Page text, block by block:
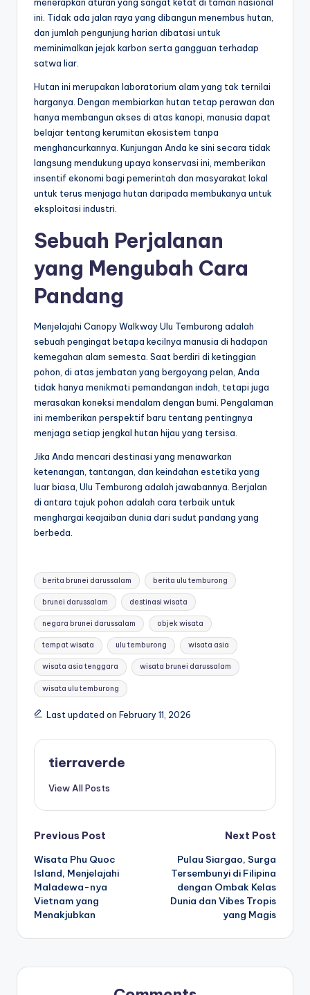
ini. Tidak ada jalan raya yang dibangun menembus hutan,
dan jumlah pengunjung harian dibatasi untuk
meminimalkan jejak karbon serta gangguan terhadap
satwa liar.
Hutan ini merupakan laboratorium alam yang tak ternilai
harganya. Dengan membiarkan hutan tetap perawan dan
hanya membangun akses di atas kanopi, manusia dapat
belajar tentang kerumitan ekosistem tanpa
menghancurkannya. Kunjungan Anda ke sini secara tidak
langsung mendukung upaya konservasi ini, memberikan
insentif ekonomi bagi pemerintah dan masyarakat lokal
untuk terus menjaga hutan daripada membukanya untuk
eksploitasi industri.
Sebuah Perjalanan
yang Mengubah Cara
Pandang
Menjelajahi Canopy Walkway Ulu Temburong adalah
sebuah pengingat betapa kecilnya manusia di hadapan
kemegahan alam semesta. Saat berdiri di ketinggian
pohon, di atas jembatan yang bergoyang pelan, Anda
tidak hanya menikmati pemandangan indah, tetapi juga
merasakan koneksi mendalam dengan bumi. Pengalaman
ini memberikan perspektif baru tentang pentingnya
menjaga setiap jengkal hutan hijau yang tersisa.
Jika Anda mencari destinasi yang menawarkan
ketenangan, tantangan, dan keindahan estetika yang
luar biasa, Ulu Temburong adalah jawabannya. Berjalan
di antara tajuk pohon adalah cara terbaik untuk
menghargai keajaiban dunia dari sudut pandang yang
berbeda.
Tags:
berita brunei darussalam berita ulu temburong
brunei darussalam destinasi wisata
negara brunei darussalam objek wisata
tempat wisata ulu temburong wisata asia
wisata asia tenggara wisata brunei darussalam
wisata ulu temburong
Last updated on February 11, 2026
tierraverde
View All Posts
Post
navigation
Previous Post
Wisata Phu Quoc
Island, Menjelajahi
Maladewa-nya
Vietnam yang
Menakjubkan
Next Post
Pulau Siargao, Surga
Tersembunyi di Filipina
dengan Ombak Kelas
Dunia dan Vibes Tropis
yang Magis